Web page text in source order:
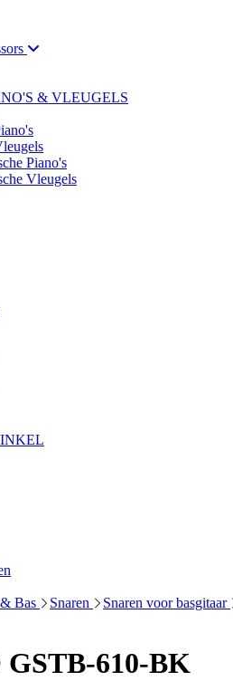
& VLEUGELS
Piano's
Vleugels
Bas Snaren Snaren voor basgitaar
610-BK